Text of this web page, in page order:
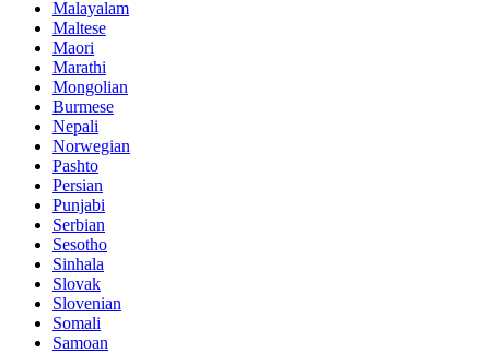
Malayalam
Maltese
Maori
Marathi
Mongolian
Burmese
Nepali
Norwegian
Pashto
Persian
Punjabi
Serbian
Sesotho
Sinhala
Slovak
Slovenian
Somali
Samoan